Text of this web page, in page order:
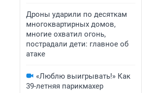
Дроны ударили по десяткам
многоквартирных домов,
многие охватил огонь,
пострадали дети: главное об
атаке
«Люблю выигрывать!» Как
39-летняя парикмахер